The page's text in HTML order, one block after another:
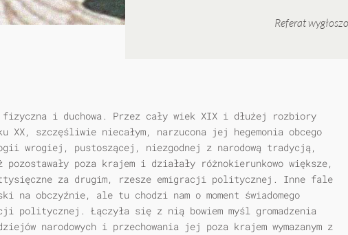
Referat
fizyczna i duchowa. Przez cały wiek XIX i dłużej rozbiory
XX, szczęśliwie niecałym, narzucona jej hegemonia obcego
wrogiej, pustoszącej, niezgodnej z narodową tradycją,
poza krajem i działały różnokierunkowo większe,
za drugim, rzesze emigracji politycznej. Inne fale
na obczyźnie, ale tu chodzi nam o moment świadomego
politycznej. Łączyła się z nią bowiem myśl gromadzenia
narodowych i przechowania jej poza krajem wymazanym z